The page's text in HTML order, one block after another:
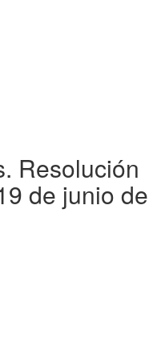
Resolución
de junio de